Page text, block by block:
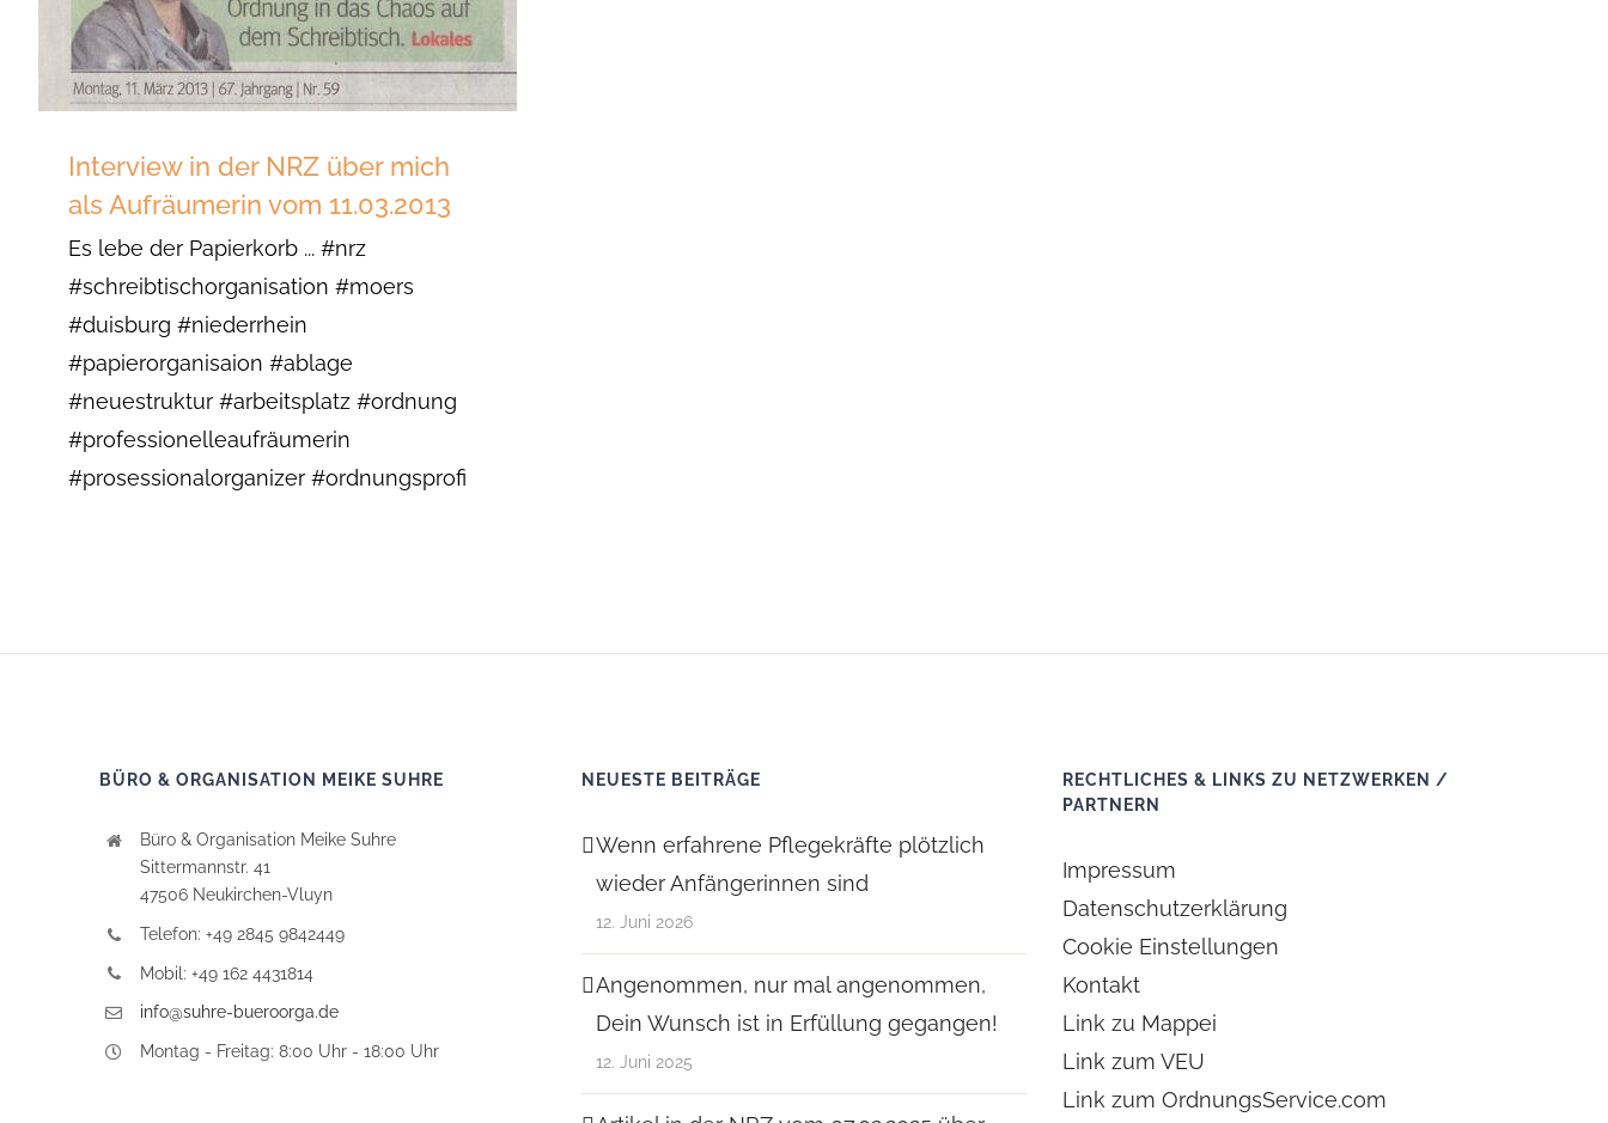
Interview in der NRZ über mich
als Aufräumerin vom 11.03.2013
Es lebe der Papierkorb ... #nrz
#schreibtischorganisation #moers
#duisburg #niederrhein
#papierorganisaion #ablage
#neuestruktur #arbeitsplatz #ordnung
#professionelleaufräumerin
#prosessionalorganizer #ordnungsprofi
BÜRO & ORGANISATION MEIKE SUHRE
Büro & Organisation Meike Suhre
Sittermannstr. 41
47506 Neukirchen-Vluyn
Telefon: +49 2845 9842449
Mobil: +49 162 4431814
info@suhre-bueroorga.de
Montag - Freitag: 8:00 Uhr - 18:00 Uhr
NEUESTE BEITRÄGE
Wenn erfahrene Pflegekräfte plötzlich
wieder Anfängerinnen sind
12. Juni 2026
Angenommen, nur mal angenommen,
Dein Wunsch ist in Erfüllung gegangen!
12. Juni 2025
RECHTLICHES & LINKS ZU NETZWERKEN /
PARTNERN
Impressum
Datenschutzerklärung
Cookie Einstellungen
Kontakt
Link zu Mappei
Link zum VEU
Link zum OrdnungsService.com